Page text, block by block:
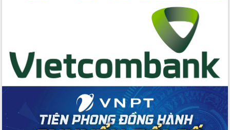
tâm đạt được mục tiêu tăng trưởng
hai con số trong năm 2026
Tổ chức trang trọng Lễ hội Đền thờ
Lương Văn Chánh năm 2026
Phó Bí thư Tỉnh ủy Đắk Lắk Đỗ Hữu
Huy giữ chức Bí thư Đảng ủy Ủy Ban
Nhân dân tỉnh